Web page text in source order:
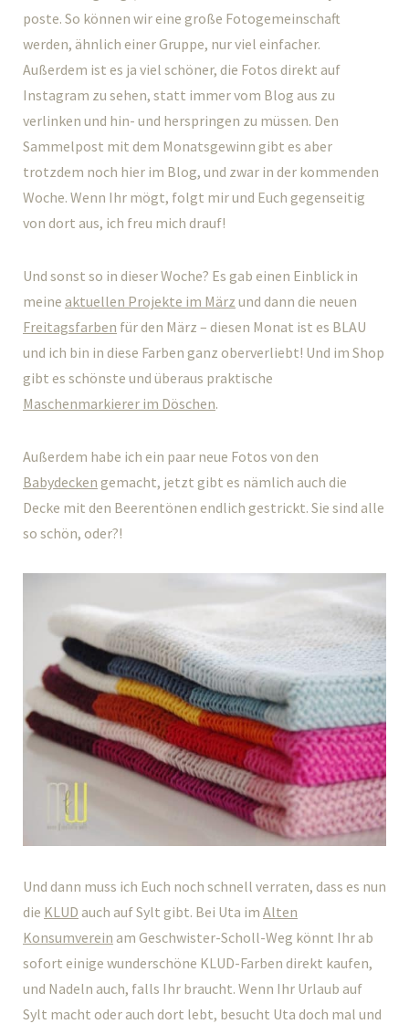
poste. So können wir eine große Fotogemeinschaft
werden, ähnlich einer Gruppe, nur viel einfacher.
Außerdem ist es ja viel schöner, die Fotos direkt auf
Instagram zu sehen, statt immer vom Blog aus zu
verlinken und hin- und herspringen zu müssen. Den
Sammelpost mit dem Monatsgewinn gibt es aber
trotzdem noch hier im Blog, und zwar in der kommenden
Woche. Wenn Ihr mögt, folgt mir und Euch gegenseitig
von dort aus, ich freu mich drauf!
Und sonst so in dieser Woche? Es gab einen Einblick in
meine aktuellen Projekte im März und dann die neuen
Freitagsfarben für den März – diesen Monat ist es BLAU
und ich bin in diese Farben ganz oberverliebt! Und im Shop
gibt es schönste und überaus praktische
Maschenmarkierer im Döschen.
Außerdem habe ich ein paar neue Fotos von den
Babydecken gemacht, jetzt gibt es nämlich auch die
Decke mit den Beerentönen endlich gestrickt. Sie sind alle
so schön, oder?!
Und dann muss ich Euch noch schnell verraten, dass es nun
die KLUD auch auf Sylt gibt. Bei Uta im Alten
Konsumverein am Geschwister-Scholl-Weg könnt Ihr ab
sofort einige wunderschöne KLUD-Farben direkt kaufen,
und Nadeln auch, falls Ihr braucht. Wenn Ihr Urlaub auf
Sylt macht oder auch dort lebt, besucht Uta doch mal und